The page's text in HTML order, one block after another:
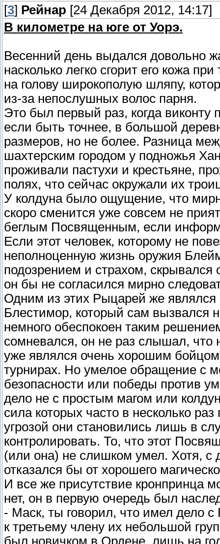
[3] Рейнар [24 Декабря 2012, 14:17]
В километре на юге от Уорэ.
Весенний день выдался довольно
насколько легко сгорит его кожа
на голову широкополую шляпу,
из-за непослушных волос парня.
Это был первый раз, когда виконту
если быть точнее, в большой
размеров, но не более. Разница
шахтерским городом у подножья
проживали пастухи и крестьяне,
полях, что сейчас окружали их
У колдуна было ощущение, что
скоро сменится уже совсем не
беглым Посвященным, если
Если этот человек, которому не
неполноценную жизнь оружия
подозрением и страхом, скрывался
он бы не согласился мирно
Одним из этих Рыцарей же
Блестимор, который сам вызвался
немного обеспокоен таким
сомневался, он не раз слышал, что
уже являлся очень хорошим
турнирах. Но умелое обращение с
безопасности или победы против
дело не с простым магом или
сила которых часто в несколько
угрозой они становились лишь в
контролировать. То, что этот
(или она) не слишком умел. Хотя, с
отказался бы от хорошего
И все же присутствие кронпринца
нет, он в первую очередь был
- Маск, ты говорил, что имел дело
к третьему члену их небольшой
был новичком в Ордене, лишь на